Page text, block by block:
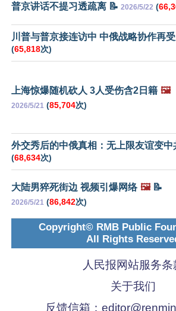
普京讲话不提习透疏离 📝 2026/5/22 (
川普与普京接连访中 中俄战略协作再
(65,818次)
上海惊爆随机砍人 3人受伤含2日籍 🖼️
2026/5/21 (85,704次)
外交秀后的中俄真相：无上限友谊变中
(68,634次)
大陆男猝死街边 视频引爆网络 🖼️📝
2026/5/21 (86,842次)
Copyright© RMB Public
All Rights
人民报网站服务条
关于我们
反馈信箱：